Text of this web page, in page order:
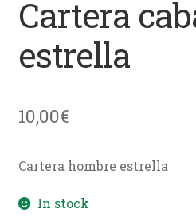
Cartera
estrella
10,00€
Cartera hombre estrella
In stock